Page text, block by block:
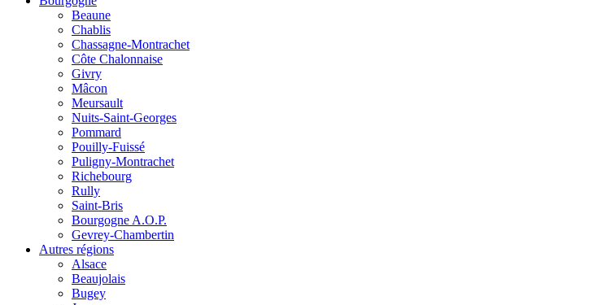
Beaune
Chablis
Chassagne-Montrachet
Côte Chalonnaise
Givry
Mâcon
Meursault
Nuits-Saint-Georges
Pommard
Pouilly-Fuissé
Puligny-Montrachet
Richebourg
Rully
Saint-Bris
Bourgogne A.O.P.
Gevrey-Chambertin
Autres régions
Alsace
Beaujolais
Bugey